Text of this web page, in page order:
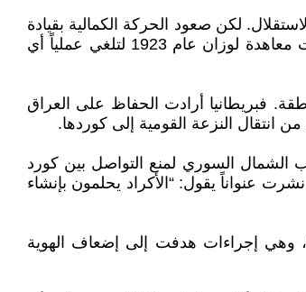
إلى الاستقلال. لكن صعود الحركة الكمالية بقيادة
مصطفى كمال أتاتورك غيّر المعادلة، إذ اعتبرت تركيا أن أي دولة كوردية ستؤدي إلى تفكيك الأناضول. وبعد انتصار الحركة الكمالية، جاءت معاهدة لوزان عام 1923 لتلغي عملياً أي
فبريطانيا أرادت الحفاظ على العراق
النزعة القومية إلى كوردها.
الشمال السوري لمنع التواصل بين كورد
عنواناً يقول: “الأكراد يحلمون بإنشاء
العربي، ومنع التعليم باللغة الكوردية، وهي إجراءات هدفت إلى إضعاف الهوية